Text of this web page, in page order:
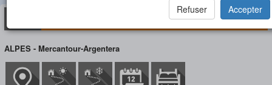
Refuser Accepter
Réservation
ALPES - Mercantour-Argentera